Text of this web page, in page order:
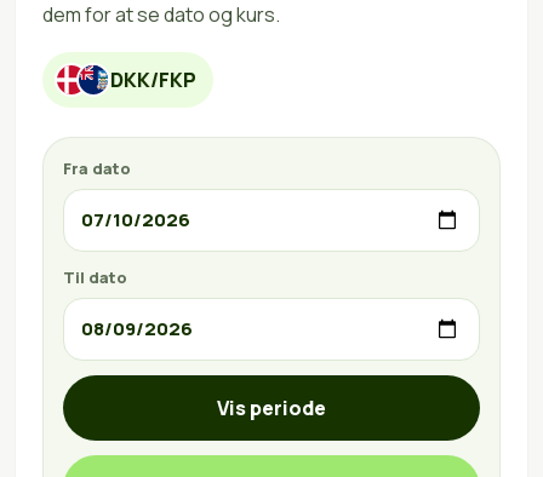
dem for at se dato og kurs.
DKK/FKP
Fra dato
Til dato
Vis periode